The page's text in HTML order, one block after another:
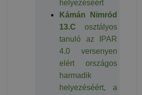
helyezéséért
Kámán Nimród
13.C osztályos
tanuló az IPAR
4.0 versenyen
elért országos
harmadik
helyezéséért, a